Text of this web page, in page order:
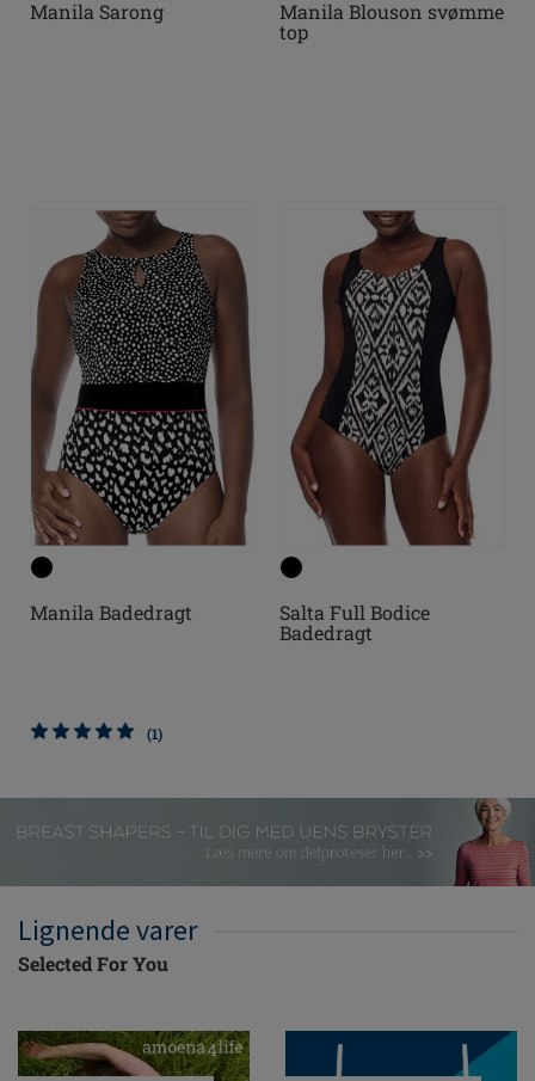
Manila Sarong
Manila Blouson svømme
top
Manila Badedragt
(1)
Salta Full Bodice
Badedragt
Lignende varer
Selected For You